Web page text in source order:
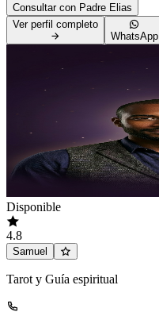
Consultar con Padre Elias
Ver perfil completo
WhatsApp
Disponible
4.8
Samuel
Tarot y Guía espiritual